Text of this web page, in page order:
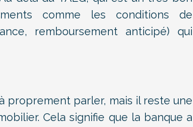
comme les conditions de
remboursement anticipé) qui
proprement parler, mais il reste une
Cela signifie que la banque a